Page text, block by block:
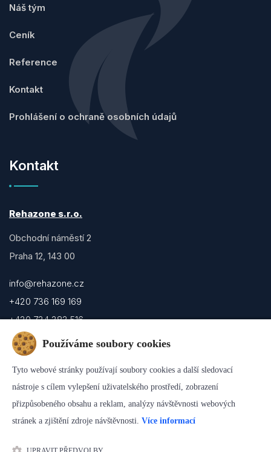
Náš tým
Ceník
Reference
Kontakt
Prohlášení o ochraně osobních údajů
Kontakt
Rehazone s.r.o.
Obchodní náměstí 2
Praha 12, 143 00
info@rehazone.cz
+420 736 169 169
+420 734 383 516
IČ: 06355790
Účet: 183414002/5500
Nejsme smluvním poskytovatelem zdravotních pojišťoven.
FT poukazy nepřijímáme.
Používáme soubory cookies
Tyto webové stránky používají soubory cookies a další sledovací
nástroje s cílem vylepšení uživatelského prostředí, zobrazení
přizpůsobeného obsahu a reklam, analýzy návštěvnosti webových
stránek a zjištění zdroje návštěvnosti. Více informací